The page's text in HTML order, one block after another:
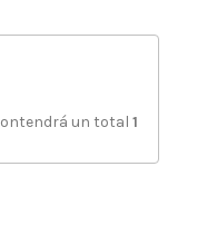
un total1